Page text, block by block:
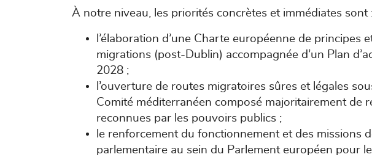
À notre niveau, les priorités concrètes et immédiates sont
l’élaboration d’une Charte européenne de principes
migrations (post-Dublin) accompagnée d’un Plan
2028 ;
l’ouverture de routes migratoires sûres et légales
Comité méditerranéen composé majoritairement de
reconnues par les pouvoirs publics ;
le renforcement du fonctionnement et des missions
parlementaire au sein du Parlement européen pour